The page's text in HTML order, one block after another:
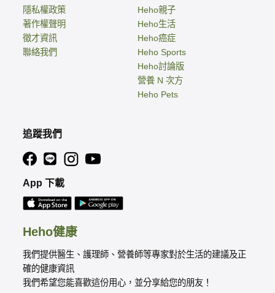
Heho健康
我們提供醫生、護理師、營養師等專家對於生活的建議及正
確的健康資訊
我們希望您能喜歡這份用心，並分享給您的朋友！
隱私權政策
著作權聲明
徵才資訊
聯絡我們
Heho親子
Heho生活
Heho癌症
Heho Sports
Heho討論版
營養 N 次方
Heho Pets
追蹤我們
App 下載